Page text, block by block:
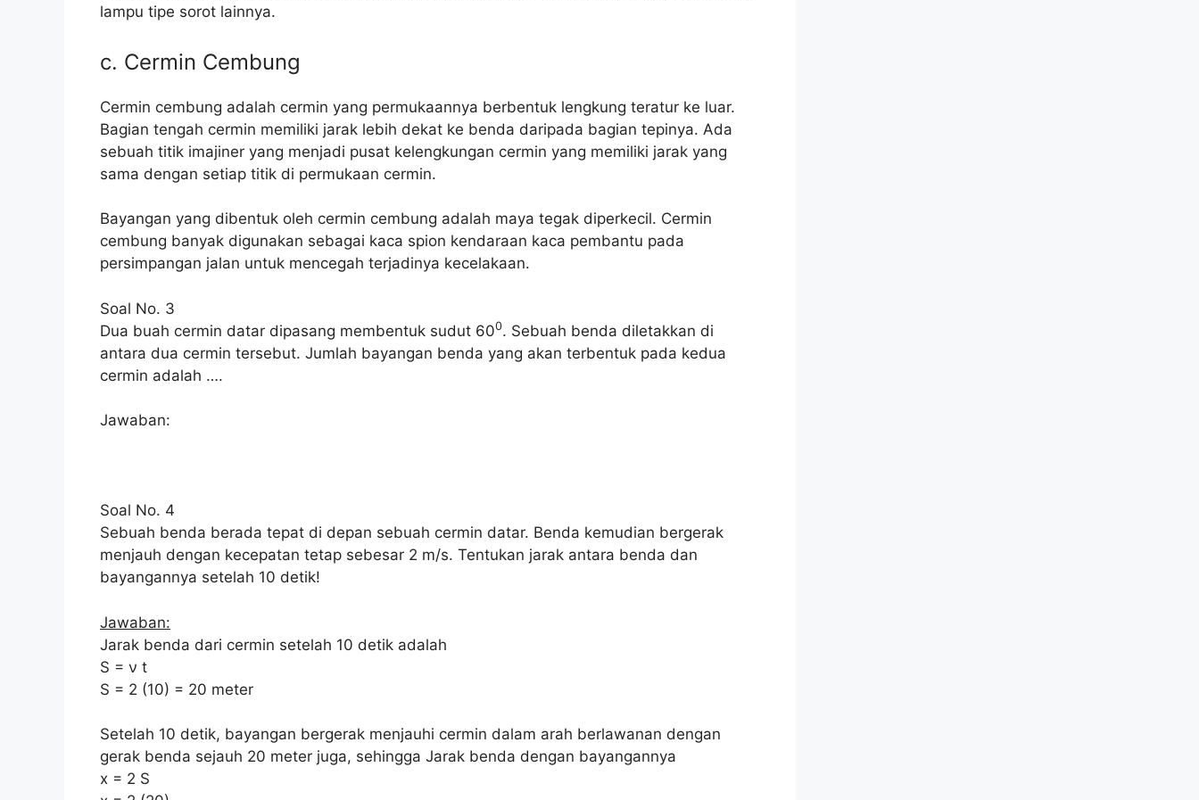
lampu tipe sorot lainnya.
c. Cermin Cembung
Cermin cembung adalah cermin yang permukaannya berbentuk lengkung teratur ke luar.
Bagian tengah cermin memiliki jarak lebih dekat ke benda daripada bagian tepinya. Ada
sebuah titik imajiner yang menjadi pusat kelengkungan cermin yang memiliki jarak yang
sama dengan setiap titik di permukaan cermin.
Bayangan yang dibentuk oleh cermin cembung adalah maya tegak diperkecil. Cermin
cembung banyak digunakan sebagai kaca spion kendaraan kaca pembantu pada
persimpangan jalan untuk mencegah terjadinya kecelakaan.
Soal No. 3
Dua buah cermin datar dipasang membentuk sudut 600. Sebuah benda diletakkan di
antara dua cermin tersebut. Jumlah bayangan benda yang akan terbentuk pada kedua
cermin adalah ….
Jawaban:
Soal No. 4
Sebuah benda berada tepat di depan sebuah cermin datar. Benda kemudian bergerak
menjauh dengan kecepatan tetap sebesar 2 m/s. Tentukan jarak antara benda dan
bayangannya setelah 10 detik!
Jawaban:
Jarak benda dari cermin setelah 10 detik adalah
S = ν t
S = 2 (10) = 20 meter
Setelah 10 detik, bayangan bergerak menjauhi cermin dalam arah berlawanan dengan
gerak benda sejauh 20 meter juga, sehingga Jarak benda dengan bayangannya
x = 2 S